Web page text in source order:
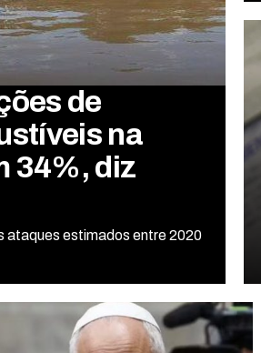
de
na
34%, diz
ataques estimados entre 2020